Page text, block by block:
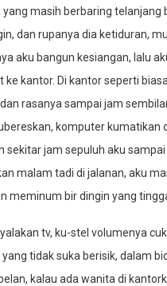
masih berbaring telanjang
dan rupanya dia ketiduran,
aku bangun kesiangan, lalu
ke kantor. Di kantor seperti
rasanya sampai jam
komputer kumatikan
sekitar jam sepuluh aku
malam tadi di jalanan, aku
meminum bir dingin yang
tv, ku-stel volumenya
tidak suka berisik, dalam
kalau ada wanita di